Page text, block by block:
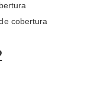
cobertura